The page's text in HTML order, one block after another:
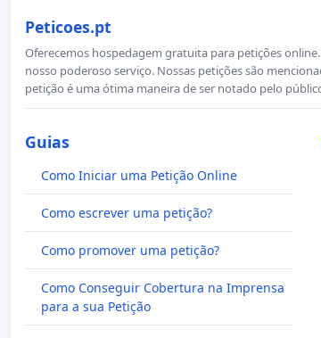
Peticoes.pt
Oferecemos hospedagem gratuita para petições
nosso poderoso serviço. Nossas petições são
petição é uma ótima maneira de ser notado pelo
Guias
Como Iniciar uma Petição Online
Como escrever uma petição?
Como promover uma petição?
Como Conseguir Cobertura na Imprensa
para a sua Petição